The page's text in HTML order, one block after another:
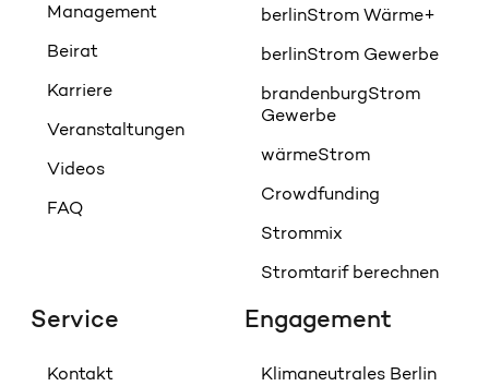
Management
Beirat
Karriere
Veranstaltungen
Videos
FAQ
berlinStrom Wärme+
berlinStrom Gewerbe
brandenburgStrom
Gewerbe
wärmeStrom
Crowdfunding
Strommix
Stromtarif berechnen
Service
Kontakt
Engagement
Klimaneutrales Berlin